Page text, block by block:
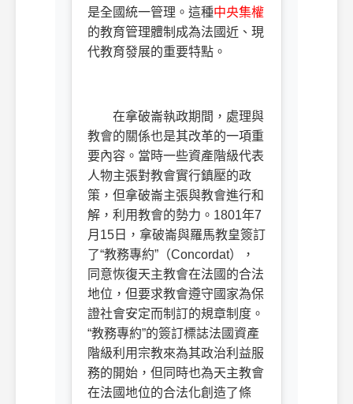
是全國統一管理。這種中央集權
的教育管理體制成為法國近、現
代教育發展的重要特點。
在拿破崙執政期間，處理與
教會的關係也是其改革的一項重
要內容。當時一些資產階級代表
人物主張對教會實行鎮壓的政
策，但拿破崙主張與教會進行和
解，利用教會的勢力。 1801年7
月 15 日，拿破崙與羅馬教皇簽訂
了“教務專約”（Concordat），
同意恢復天主教會在法國的合法
地位，但要求教會遵守國家為保
證社會安定而制訂的規章制度。
“教務專約”的簽訂標誌法國資產
階級利用宗教來為其政治利益服
務的開始，但同時也為天主教會
在法國地位的合法化創造了條